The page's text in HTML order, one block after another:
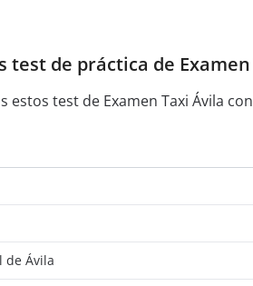
test de práctica de
estos test de Examen Taxi Ávila
de Ávila